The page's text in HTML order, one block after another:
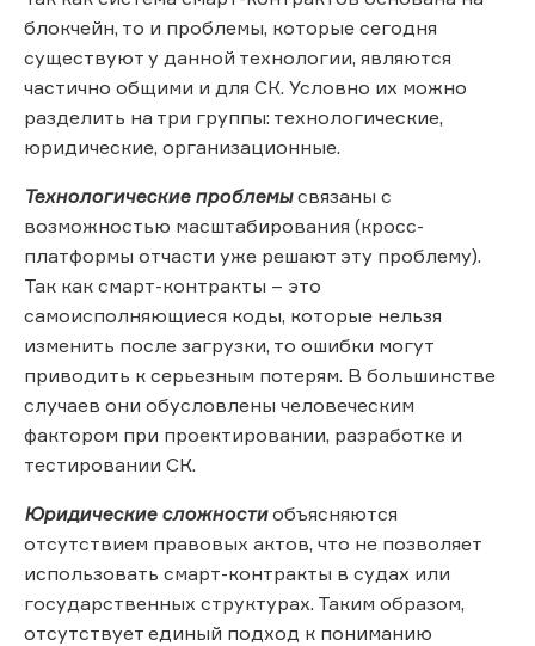
блокчейн, то и проблемы, которые сегодня
существуют у данной технологии, являются
частично общими и для СК. Условно их можно
разделить на три группы: технологические,
юридические, организационные.
Технологические проблемысвязаны с
возможностью масштабирования (кросс-
платформы отчасти уже решают эту проблему).
Так как смарт-контракты – это
самоисполняющиеся коды, которые нельзя
изменить после загрузки, то ошибки могут
приводить к серьезным потерям. В большинстве
случаев они обусловлены человеческим
фактором при проектировании, разработке и
тестировании СК.
Юридические сложностиобъясняются
отсутствием правовых актов, что не позволяет
использовать смарт-контракты в судах или
государственных структурах. Таким образом,
отсутствует единый подход к пониманию